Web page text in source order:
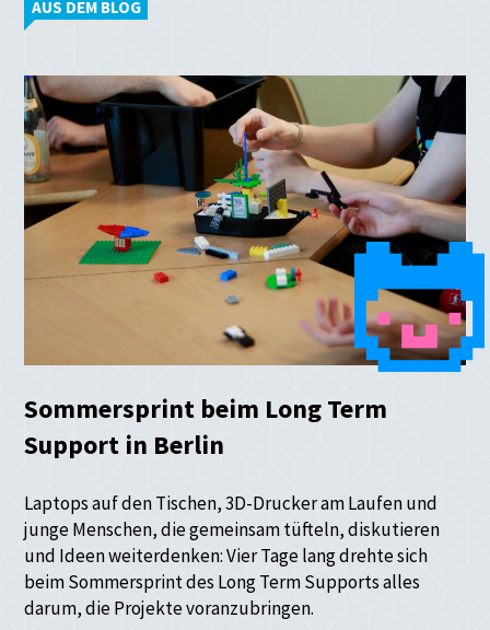
AUS DEM BLOG
Sommersprint beim Long Term
Support in Berlin
Laptops auf den Tischen, 3D-Drucker am Laufen und
junge Menschen, die gemeinsam tüfteln, diskutieren
und Ideen weiterdenken: Vier Tage lang drehte sich
beim Sommersprint des Long Term Supports alles
darum, die Projekte voranzubringen.